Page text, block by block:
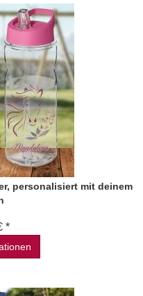
personalisiert mit deinem
*